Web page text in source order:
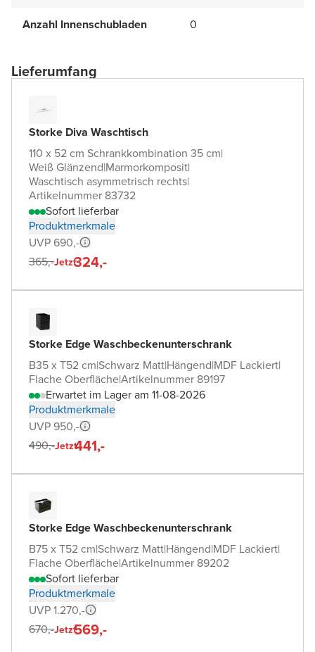
Anzahl Innenschubladen 0
Lieferumfang
Storke Diva Waschtisch
110 x 52 cm Schrankkombination 35 cm|
Weiß Glänzend|Marmorkomposit|
Waschtisch asymmetrisch rechts|
Artikelnummer 83732
Sofort lieferbar
Produktmerkmale
UVP 690,-
365,-Jetzt324,-
Storke Edge Waschbeckenunterschrank
B35 x T52 cm|Schwarz Matt|Hängend|MDF Lackiert|
Flache Oberfläche|Artikelnummer 89197
Erwartet im Lager am 11-08-2026
Produktmerkmale
UVP 950,-
490,-Jetzt441,-
Storke Edge Waschbeckenunterschrank
B75 x T52 cm|Schwarz Matt|Hängend|MDF Lackiert|
Flache Oberfläche|Artikelnummer 89202
Sofort lieferbar
Produktmerkmale
UVP 1.270,-
670,-Jetzt569,-